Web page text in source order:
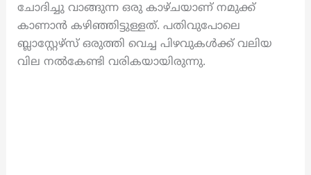
ചോദിച്ചു വാങ്ങുന്ന ഒരു കാഴ്ചയാണ് നമുക്ക്
കാണാൻ കഴിഞ്ഞിട്ടുള്ളത്. പതിവുപോലെ
ബ്ലാസ്റ്റേഴ്സ് ഒരുത്തി വെച്ച പിഴവുകൾക്ക് വലിയ
വില നൽകേണ്ടി വരികയായിരുന്നു.